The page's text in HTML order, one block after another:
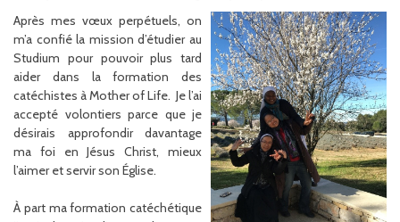
Après mes vœux perpétuels, on
m’a confié la mission d’étudier au
Studium pour pouvoir plus tard
aider dans la formation des
catéchistes à Mother of Life. Je l’ai
accepté volontiers parce que je
désirais approfondir davantage
ma foi en Jésus Christ, mieux
l’aimer et servir son Église.
À part ma formation catéchétique